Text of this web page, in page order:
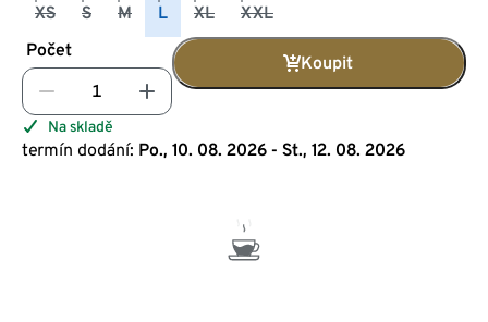
XS S M L XL
XXL
Počet
Koupit
Na skladě
termín dodání: Po., 10. 08. 2026 - St., 12. 08. 2026